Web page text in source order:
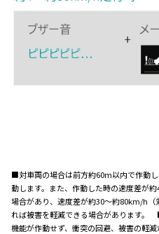
■対車両の場合は前方約60m以内で作動
動します。また、作動した時の速度差が
場合があり、速度差が約30～約80km/h
れば被害を軽減できる場合があります。
機能が作動せず、衝突の回避、被害の軽